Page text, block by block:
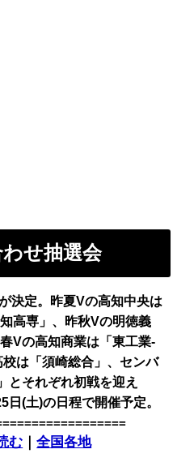
せ抽選会
決定。昨夏Vの高知中央は
高専」、昨秋Vの明徳義
Vの高知商業は「東工業-
は「須崎総合」、センバ
とそれぞれ初戦を迎え
(土)の日程で開催予定。
む ｜全国各地